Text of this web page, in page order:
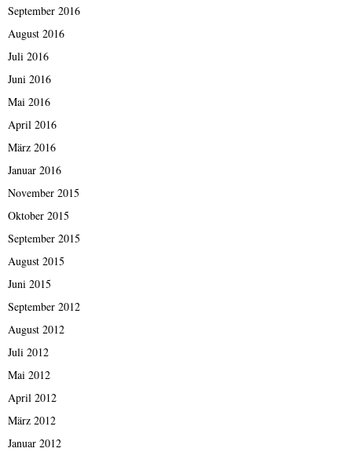
September 2016
August 2016
Juli 2016
Juni 2016
Mai 2016
April 2016
März 2016
Januar 2016
November 2015
Oktober 2015
September 2015
August 2015
Juni 2015
September 2012
August 2012
Juli 2012
Mai 2012
April 2012
März 2012
Januar 2012